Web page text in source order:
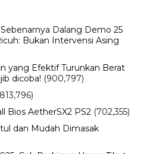
Dalang Demo 25
Bukan Intervensi Asing
yang Efektif Turunkan Berat
dicoba! (900,797)
Bios AetherSX2 PS2 (702,355)
dan Mudah Dimasak